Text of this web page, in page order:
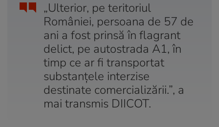
„Ulterior, pe teritoriul
României, persoana de 57 de
ani a fost prinsă în flagrant
delict, pe autostrada A1, în
timp ce ar fi transportat
substanțele interzise
destinate comercializării.”, a
mai transmis DIICOT.